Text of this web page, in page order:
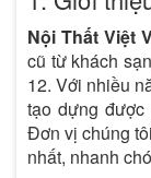
Nội Thất Việt
cũ từ khách
12. Với nhiều
tạo dựng
Đơn vị chúng
nhất, nhanh